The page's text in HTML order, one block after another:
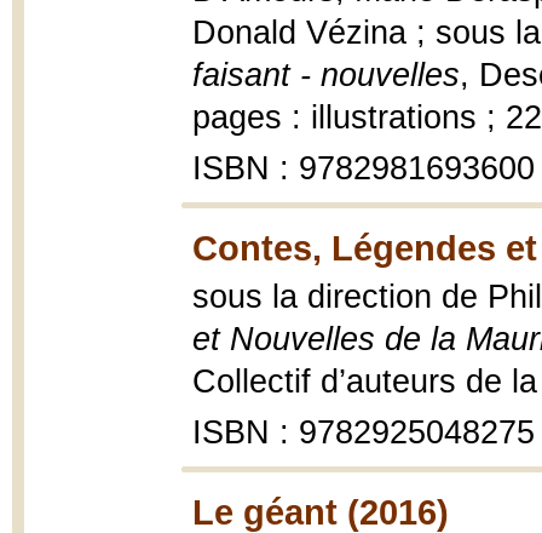
Donald Vézina ; sous
faisant - nouvelles,
pages : illustrations ;
ISBN : 9782981693600
Contes, Légendes
sous la direction de
et Nouvelles de la
Collectif d’auteurs de
ISBN : 9782925048275
Le géant (2016)